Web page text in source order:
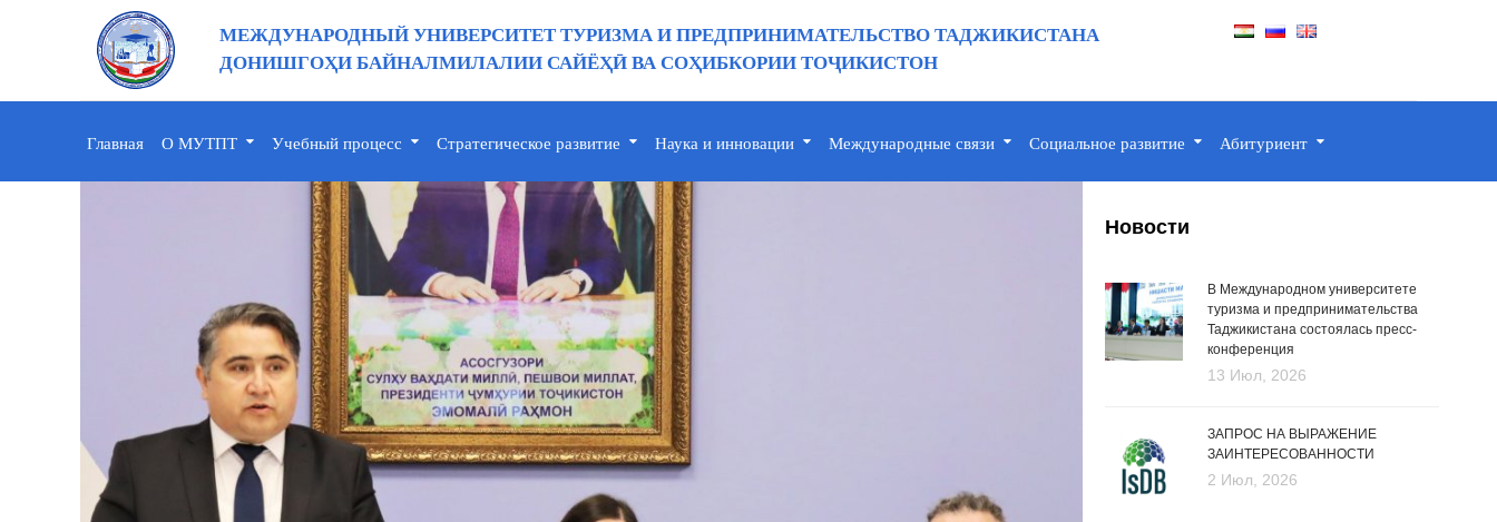
МЕЖДУНАРОДНЫЙ УНИВЕРСИТЕТ ТУРИЗМА И ПРЕДПРИНИМАТЕЛЬСТВО ТАДЖИКИСТАНА
ДОНИШГОҲИ БАЙНАЛМИЛАЛИИ САЙЁҲӢ ВА СОҲИБКОРИИ ТОҶИКИСТОН
Главная О МУТПТ Учебный процесс Стратегическое развитие Наука и инновации Международные связи Социальное развитие Абитуриент
Новости
В Международном университете
туризма и предпринимательства
Таджикистана состоялась пресс-
конференция
13 Июл, 2026
ЗАПРОС НА ВЫРАЖЕНИЕ
ЗАИНТЕРЕСОВАННОСТИ
2 Июл, 2026